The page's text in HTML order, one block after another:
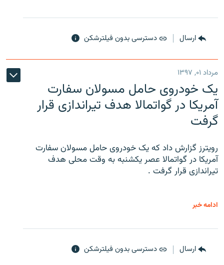
ارسال دسترسی بدون فیلترشکن
مرداد ۰۱, ۱۳۹۷
یک خودروی حامل مسولان سفارت
آمریکا در گواتمالا هدف تیراندازی قرار
گرفت
رویترز گزارش داد که یک خودروی حامل مسولان سفارت
آمریکا در گواتمالا عصر یکشنبه به وقت محلی هدف
تیراندازی قرار گرفت .
ادامه خبر
ارسال دسترسی بدون فیلترشکن